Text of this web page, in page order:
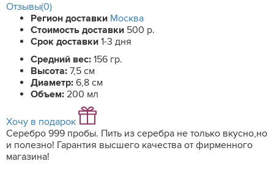
Отзывы(0)
Регион доставки Москва
Стоимость доставки 500 р.
Срок доставки 1-3 дня
Средний вес: 156 гр.
Высота: 7,5 см
Диаметр: 6,8 см
Объем: 200 мл
Хочу в подарок
Серебро 999 пробы. Пить из серебра не только вкусно,но
и полезно! Гарантия высшего качества от фирменного
магазина!